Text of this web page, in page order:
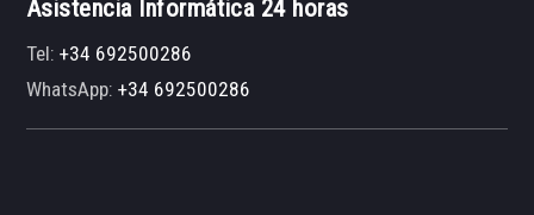
Asistencia Informática 24 horas
Tel:+34 692500286
WhatsApp:+34 692500286